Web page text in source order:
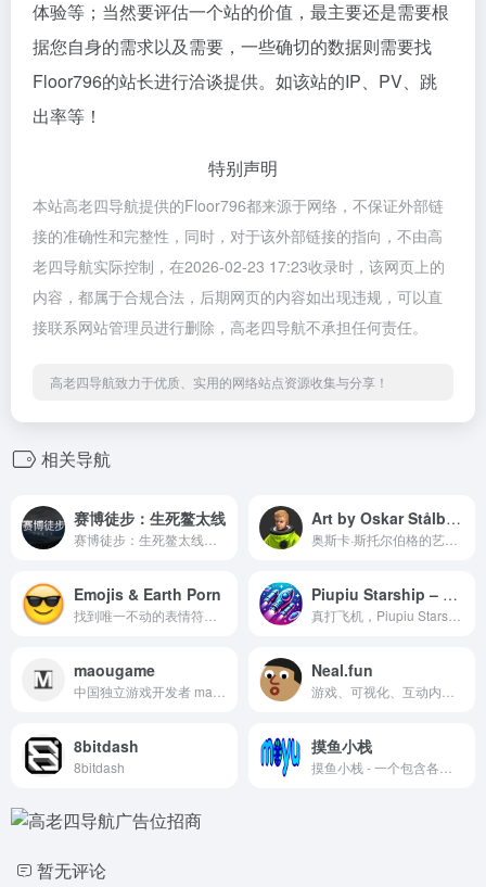
体验等；当然要评估一个站的价值，最主要还是需要根
据您自身的需求以及需要，一些确切的数据则需要找
Floor796的站长进行洽谈提供。如该站的IP、PV、跳
出率等！
特别声明
本站高老四导航提供的Floor796都来源于网络，不保证外部链
接的准确性和完整性，同时，对于该外部链接的指向，不由高
老四导航实际控制，在2026-02-23 17:23收录时，该网页上的
内容，都属于合规合法，后期网页的内容如出现违规，可以直
接联系网站管理员进行删除，高老四导航不承担任何责任。
高老四导航致力于优质、实用的网络站点资源收集与分享！
相关导航
赛博徒步：生死鳌太线 Art by Oskar Stålberg
Emojis & Earth Porn Piupiu Starship – 在线飞机大战
maougame Neal.fun
8bitdash
8bitdash
摸鱼小栈
暂无评论